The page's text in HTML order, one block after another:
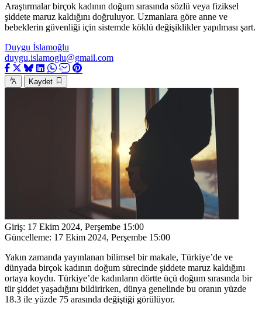
Araştırmalar birçok kadının doğum sırasında sözlü veya fiziksel
şiddete maruz kaldığını doğruluyor. Uzmanlara göre anne ve
bebeklerin güvenliği için sistemde köklü değişiklikler yapılması şart.
Duygu İslamoğlu
duygu.islamoglu@gmail.com
Kaydet
Giriş: 17 Ekim 2024, Perşembe 15:00
Güncelleme: 17 Ekim 2024, Perşembe 15:00
Yakın zamanda yayınlanan bilimsel bir makale, Türkiye’de ve
dünyada birçok kadının doğum sürecinde şiddete maruz kaldığını
ortaya koydu. Türkiye’de kadınların dörtte üçü doğum sırasında bir
tür şiddet yaşadığını bildirirken, dünya genelinde bu oranın yüzde
18.3 ile yüzde 75 arasında değiştiği görülüyor.